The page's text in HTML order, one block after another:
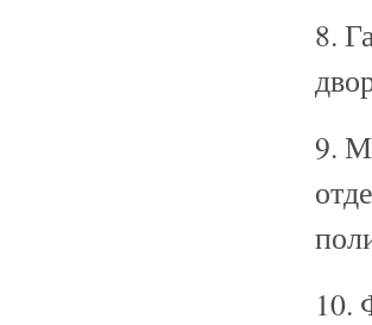
8.
9.
10.